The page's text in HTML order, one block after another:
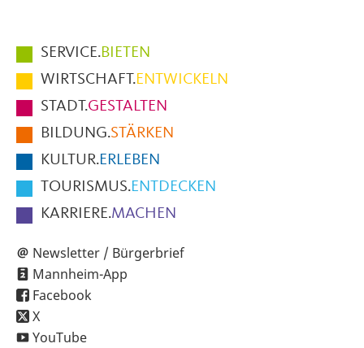
Hauptmenüpunkte
im
Fußbereich
der
Seite
SERVICE.BIETEN
WIRTSCHAFT.ENTWICKELN
STADT.GESTALTEN
BILDUNG.STÄRKEN
KULTUR.ERLEBEN
TOURISMUS.ENTDECKEN
KARRIERE.MACHEN
Newsletter / Bürgerbrief
Mannheim-App
Facebook
X
YouTube